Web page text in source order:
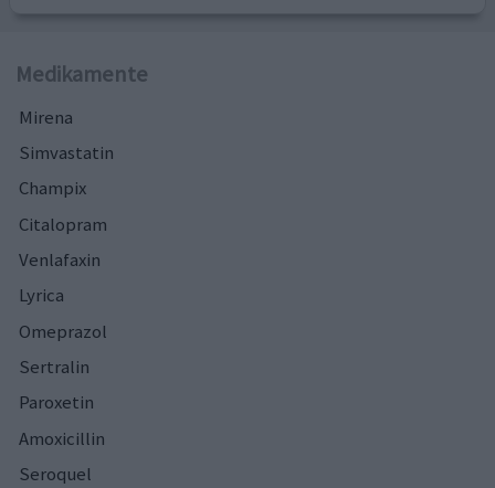
Medikamente
Mirena
Simvastatin
Champix
Citalopram
Venlafaxin
Lyrica
Omeprazol
Sertralin
Paroxetin
Amoxicillin
Seroquel